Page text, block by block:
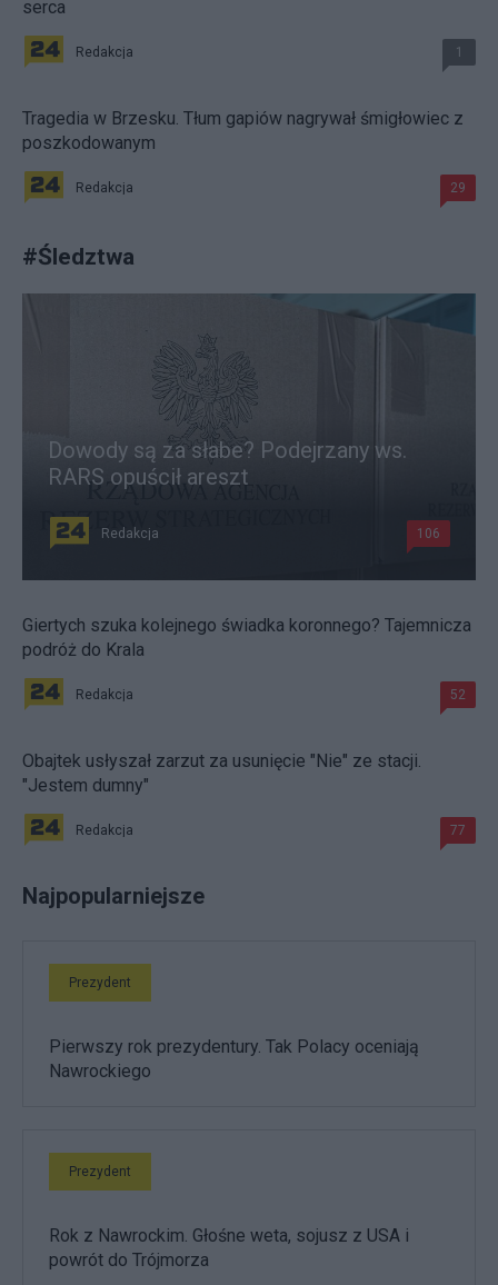
serca
Redakcja 1
Tragedia w Brzesku. Tłum gapiów nagrywał śmigłowiec z
poszkodowanym
Redakcja 29
#Śledztwa
Dowody są za słabe? Podejrzany ws.
RARS opuścił areszt
Redakcja 106
Giertych szuka kolejnego świadka koronnego? Tajemnicza
podróż do Krala
Redakcja 52
Obajtek usłyszał zarzut za usunięcie "Nie" ze stacji.
"Jestem dumny"
Redakcja 77
Najpopularniejsze
Prezydent
Pierwszy rok prezydentury. Tak Polacy oceniają
Nawrockiego
Prezydent
Rok z Nawrockim. Głośne weta, sojusz z USA i
powrót do Trójmorza